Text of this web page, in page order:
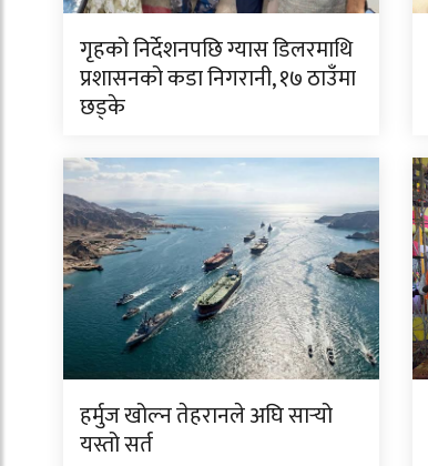
गृहको निर्देशनपछि ग्यास डिलरमाथि
प्रशासनको कडा निगरानी, १७ ठाउँमा
छड्के
हर्मुज खोल्न तेहरानले अघि सार्‍यो
यस्तो सर्त